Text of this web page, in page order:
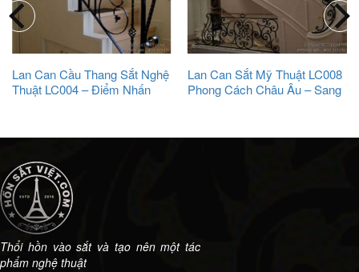
Lan Can Cầu Thang Sắt Nghệ
Thuật LC004 – Điểm Nhấn
Lan Can Sắt Mỹ Thuật LC008
Phong Cách Châu Âu – Sang
Thổi hồn vào sắt và tạo nên một tác
phẩm nghệ thuật